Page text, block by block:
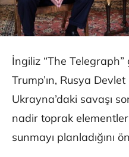
İngiliz “The Telegraph”
Trump’ın, Rusya
Ukrayna’daki savaşı
nadir toprak
sunmayı planladığını